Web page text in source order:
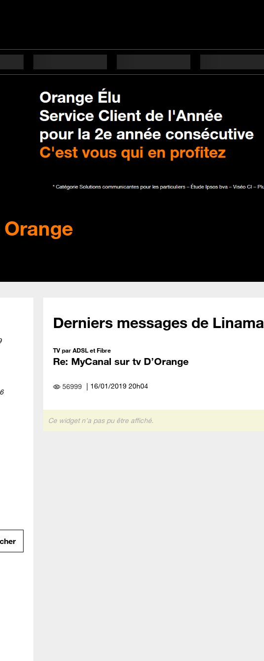
Orange
Derniers messages de Linama
TV par ADSL et Fibre
Re: MyCanal sur tv D’Orange
56999 ‎16/01/2019 20h04
Ce widget n'a pas pu être affiché.